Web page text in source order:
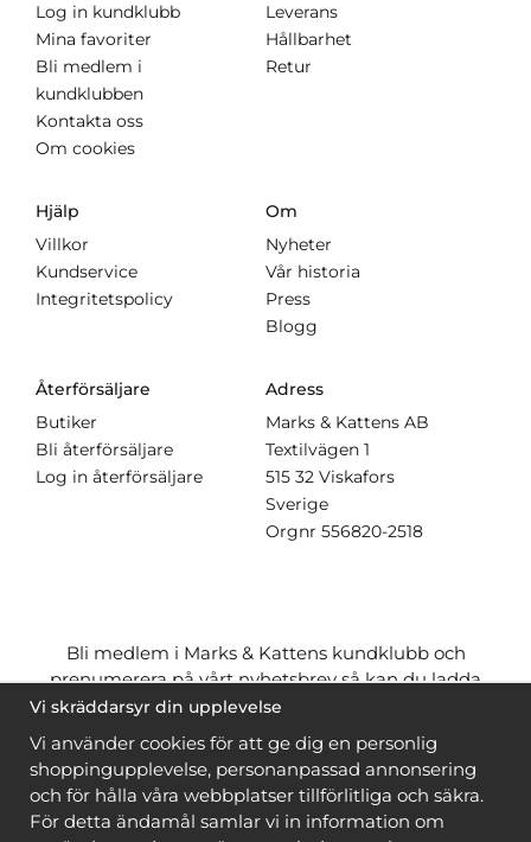
Log in kundklubb
Mina favoriter
Bli medlem i
kundklubben
Kontakta oss
Om cookies
Leverans
Hållbarhet
Retur
Hjälp
Villkor
Kundservice
Integritetspolicy
Om
Nyheter
Vår historia
Press
Blogg
Återförsäljare
Butiker
Bli återförsäljare
Log in återförsäljare
Adress
Marks & Kattens AB
Textilvägen 1
515 32 Viskafors
Sverige
Orgnr 556820-2518
Bli medlem i Marks & Kattens kundklubb och
prenumerera på vårt nyhetsbrev så kan du ladda
ner många mönstergratisoch få många
när du handlar garn till mönstret. Du ser vilka som
ärgratis när du ärinloggad.
Bli medlem
Vi skräddarsyr din upplevelse
Vi använder cookies för att ge dig en personlig
shoppingupplevelse, personanpassad annonsering
och för hålla våra webbplatser tillförlitliga och säkra.
För detta ändamål samlar vi in information om